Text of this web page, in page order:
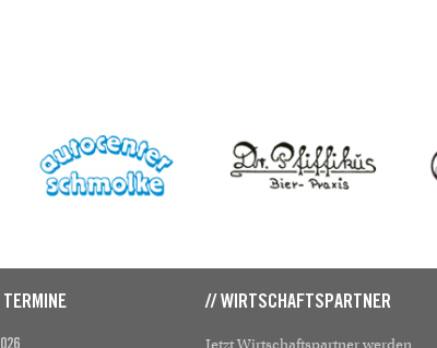
// WIRTSCHAFTSPARTNER